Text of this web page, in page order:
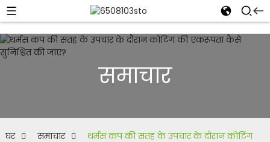
समाचार
घर समाचार
थर्मस कप की सतह के उपचार के दौरान कोटिंग